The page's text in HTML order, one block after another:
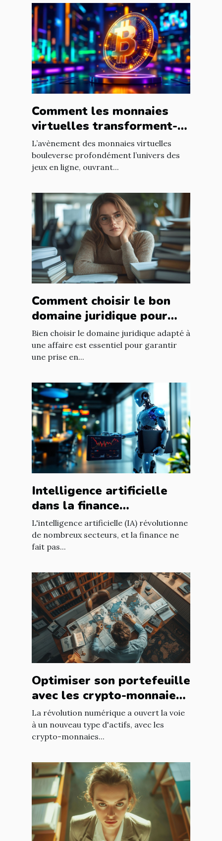
Comment les monnaies
virtuelles transforment-
elles les jeux en ligne ?
L’avènement des monnaies virtuelles
bouleverse profondément l’univers des
jeux en ligne, ouvrant...
Comment choisir le bon
domaine juridique pour
votre affaire ?
Bien choisir le domaine juridique adapté à
une affaire est essentiel pour garantir
une prise en...
Intelligence artificielle
dans la finance
opportunités de
croissance et
réglementation
L'intelligence artificielle (IA) révolutionne
de nombreux secteurs, et la finance ne
fait pas...
Optimiser son portefeuille
avec les crypto-monnaies
de niche à faible
capitalisation
La révolution numérique a ouvert la voie
à un nouveau type d'actifs, avec les
crypto-monnaies...